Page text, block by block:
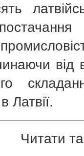
від
Латвії.
Читати